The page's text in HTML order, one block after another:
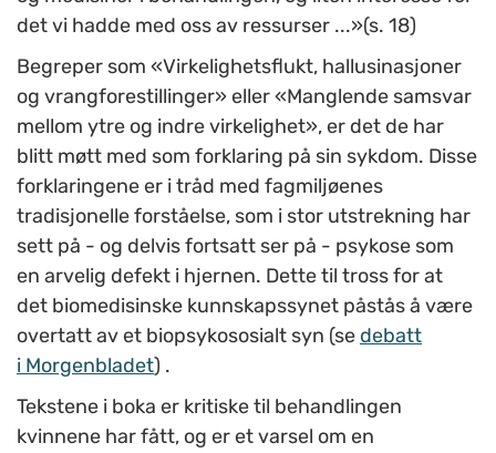
det vi hadde med oss av ressurser ...»(s. 18)
Begreper som «Virkelighetsflukt, hallusinasjoner
og vrangforestillinger» eller «Manglende samsvar
mellom ytre og indre virkelighet», er det de har
blitt møtt med som forklaring på sin sykdom. Disse
forklaringene er i tråd med fagmiljøenes
tradisjonelle forståelse, som i stor utstrekning har
sett på - og delvis fortsatt ser på - psykose som
en arvelig defekt i hjernen. Dette til tross for at
det biomedisinske kunnskapssynet påstås å være
overtatt av et biopsykososialt syn (se debatt
i Morgenbladet) .
Tekstene i boka er kritiske til behandlingen
kvinnene har fått, og er et varsel om en